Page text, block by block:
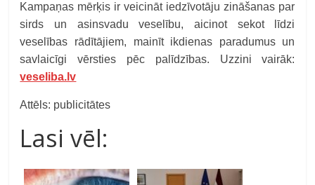
Kampaņas mērķis ir veicināt iedzīvotāju zināšanas par
sirds un asinsvadu veselību, aicinot sekot līdzi
veselības rādītājiem, mainīt ikdienas paradumus un
savlaicīgi vērsties pēc palīdzības. Uzzini vairāk:
veseliba.lv
Attēls: publicitātes
Lasi vēl: